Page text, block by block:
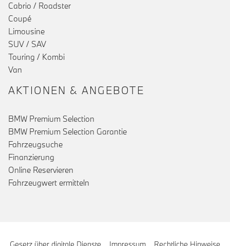
Cabrio / Roadster
Coupé
Limousine
SUV / SAV
Touring / Kombi
Van
AKTIONEN & ANGEBOTE
BMW Premium Selection
BMW Premium Selection Garantie
Fahrzeugsuche
Finanzierung
Online Reservieren
Fahrzeugwert ermitteln